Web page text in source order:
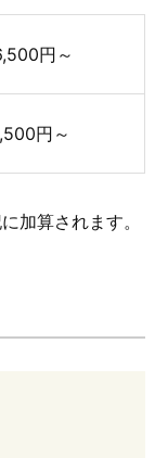
円～
円～
加算されます。